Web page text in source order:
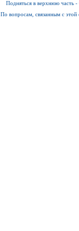
Подняться в верхнюю часть -
По вопросам, связанным с этой